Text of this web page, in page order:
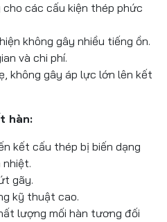
cho các cấu kiện thép phức
không gây nhiều tiếng ồn.
và chi phí.
không gây áp lực lớn lên kết
hàn:
kết cấu thép bị biến dạng
nhiệt.
gãy.
kỹ thuật cao.
lượng mối hàn tương đối